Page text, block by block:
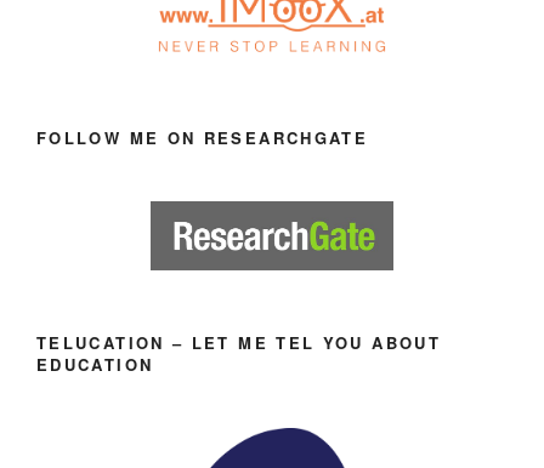
FOLLOW ME ON RESEARCHGATE
TELUCATION – LET ME TEL YOU ABOUT
EDUCATION